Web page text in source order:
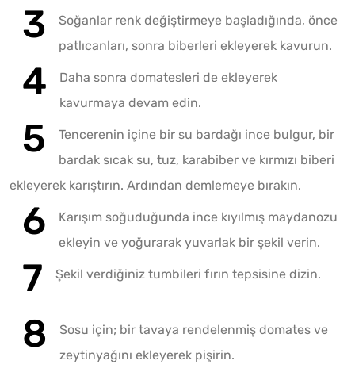
Soğanlar renk değiştirmeye başladığında, önce
patlıcanları, sonra biberleri ekleyerek kavurun.
Daha sonra domatesleri de ekleyerek
kavurmaya devam edin.
Tencerenin içine bir su bardağı ince bulgur, bir
bardak sıcak su, tuz, karabiber ve kırmızı biberi
ekleyerek karıştırın. Ardından demlemeye bırakın.
Karışım soğuduğunda ince kıyılmış maydanozu
ekleyin ve yoğurarak yuvarlak bir şekil verin.
Şekil verdiğiniz tumbileri fırın tepsisine dizin.
Sosu için; bir tavaya rendelenmiş domates ve
zeytinyağını ekleyerek pişirin.